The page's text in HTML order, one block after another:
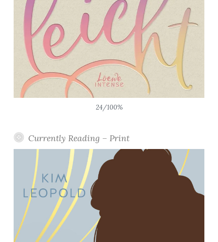
24/100%
Currently Reading – Print